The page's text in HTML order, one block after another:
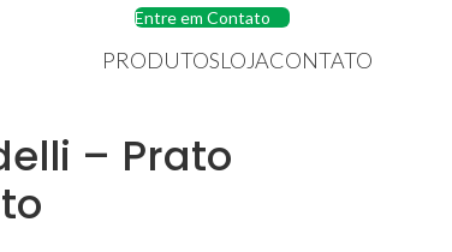
Entre em Contato
PRODUTOSLOJACONTATO
– Prato